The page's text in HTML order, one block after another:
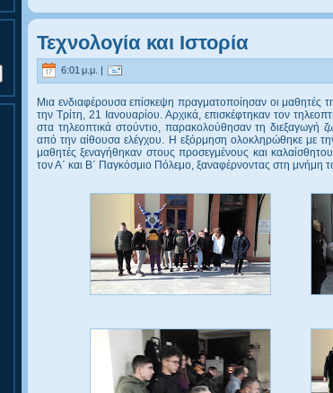
Τεχνολογία και Ιστορία
6:01 μ.μ. |
Μια ενδιαφέρουσα επίσκεψη πραγματοποίησαν οι
την Τρίτη, 21 Ιανουαρίου. Αρχικά, επισκέφτηκαν τον
στα τηλεοπτικά στούντιο, παρακολούθησαν τη διεξαγωγή
από την αίθουσα ελέγχου. Η εξόρμηση ολοκληρώθηκε με
μαθητές ξεναγήθηκαν στους προσεγμένους και
τον Α΄ και Β΄ Παγκόσμιο Πόλεμο, ξαναφέρνοντας στη μνήμη